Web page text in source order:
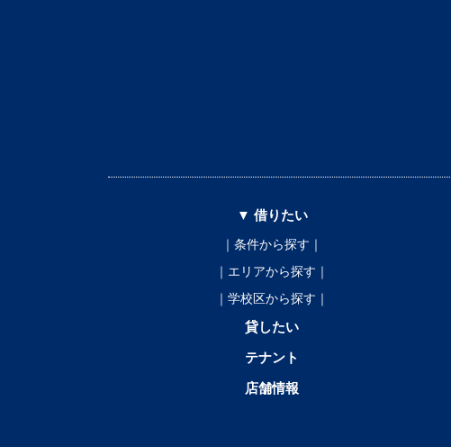
▼ 借りたい
｜条件から探す｜
｜エリアから探す｜
｜学校区から探す｜
貸したい
テナント
店舗情報